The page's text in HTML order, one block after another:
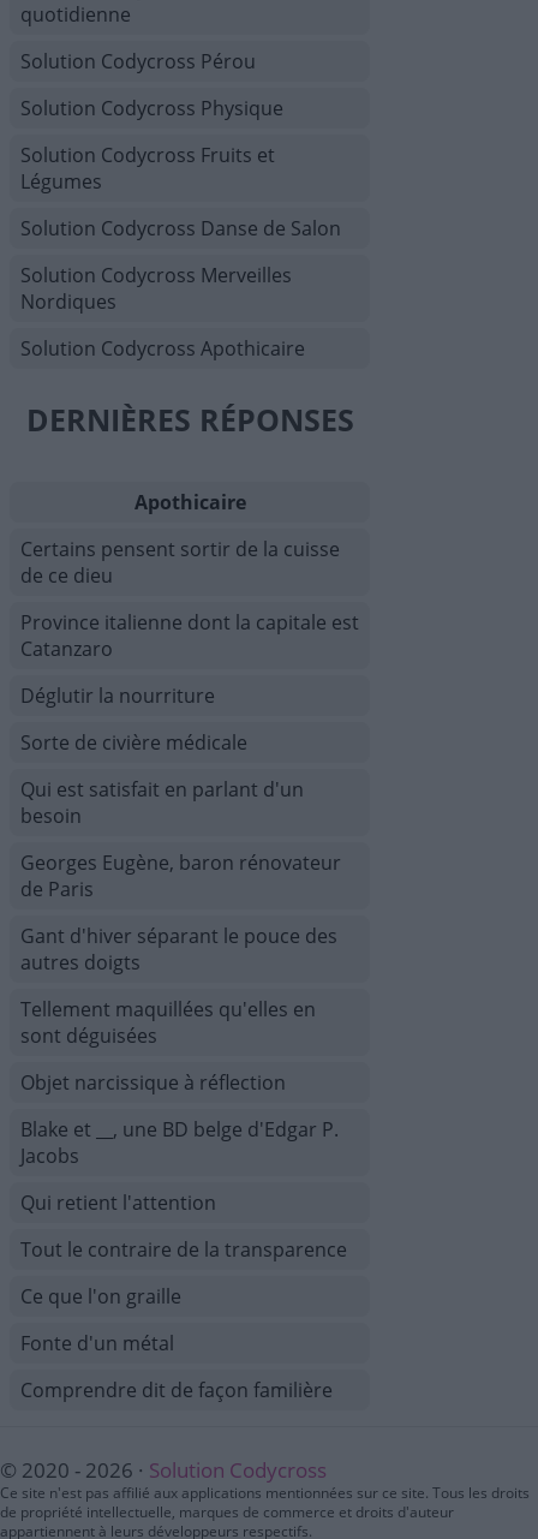
quotidienne
Solution Codycross Pérou
Solution Codycross Physique
Solution Codycross Fruits et
Légumes
Solution Codycross Danse de Salon
Solution Codycross Merveilles
Nordiques
Solution Codycross Apothicaire
DERNIÈRES RÉPONSES
Apothicaire
Certains pensent sortir de la cuisse
de ce dieu
Province italienne dont la capitale est
Catanzaro
Déglutir la nourriture
Sorte de civière médicale
Qui est satisfait en parlant d'un
besoin
Georges Eugène, baron rénovateur
de Paris
Gant d'hiver séparant le pouce des
autres doigts
Tellement maquillées qu'elles en
sont déguisées
Objet narcissique à réflection
Blake et __, une BD belge d'Edgar P.
Jacobs
Qui retient l'attention
Tout le contraire de la transparence
Ce que l'on graille
Fonte d'un métal
Comprendre dit de façon familière
© 2020 - 2026 · Solution Codycross
Ce site n'est pas affilié aux applications mentionnées sur ce site. Tous les droits
de propriété intellectuelle, marques de commerce et droits d'auteur
appartiennent à leurs développeurs respectifs.